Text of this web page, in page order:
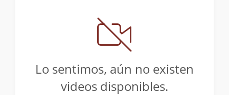
Lo sentimos, aún no existen
videos disponibles.